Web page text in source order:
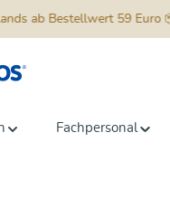
ab Bestellwert 59 Euro
Fachpersonal